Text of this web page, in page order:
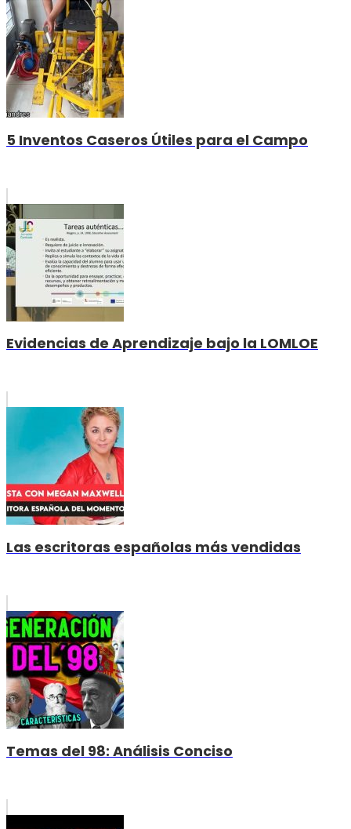
5 Inventos Caseros Útiles para el Campo
Evidencias de Aprendizaje bajo la LOMLOE
Las escritoras españolas más vendidas
Temas del 98: Análisis Conciso